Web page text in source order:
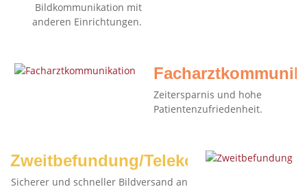
Bildkommunikation mit
anderen Einrichtungen.
Zeitersparnis und hohe
Patientenzufriedenheit.
Zweitbefundung/Telekonsil
Sicherer und schneller Bildversand an